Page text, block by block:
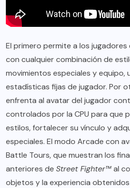
El primero permite a los
con cualquier combinación de
movimientos especiales y equipo,
estadísticas fijas de jugador. Por
enfrenta al avatar del jugador
controlados por la CPU para que
estilos, fortalecer su vínculo y
especiales. El modo Arcade con
Battle Tours, que muestran los
anteriores de Street Fighter™al
objetos y la experiencia